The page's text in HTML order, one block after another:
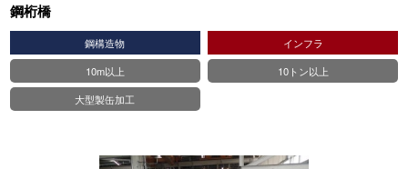
鋼桁橋
鋼構造物
インフラ
10m以上
10トン以上
大型製缶加工